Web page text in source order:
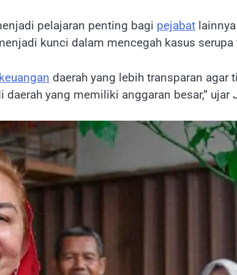
pelajaran penting bagi pejabat
kunci dalam mencegah kasus
keuangan daerah yang lebih transparan agar
yang memiliki anggaran besar,” ujar